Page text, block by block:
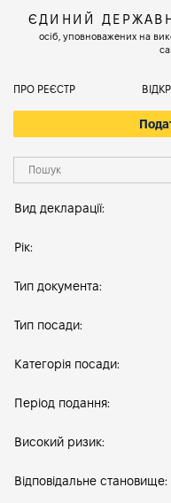
ЄДИНИЙ
осіб, уповноважених на
ПРО РЕЄСТР
Вид декларації:
Рік:
Тип документа:
Тип посади:
Категорія посади:
Період подання:
Високий ризик:
Відповідальне становище: